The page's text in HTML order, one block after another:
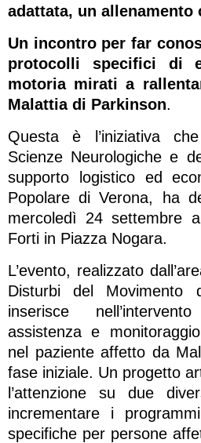
adattata, un
Un incontro per far
protocolli specifici di
motoria mirati a
Malattia di Parkinson.
Questa è l’iniziativa
Scienze Neurologiche e
supporto logistico ed
Popolare di Verona, ha
mercoledì 24 settembre
Forti in Piazza Nogara.
L’evento, realizzato
Disturbi del Movimento
inserisce
assistenza e
nel paziente affetto da
fase iniziale. Un progetto
l’attenzione su due
incrementare i
specifiche per persone